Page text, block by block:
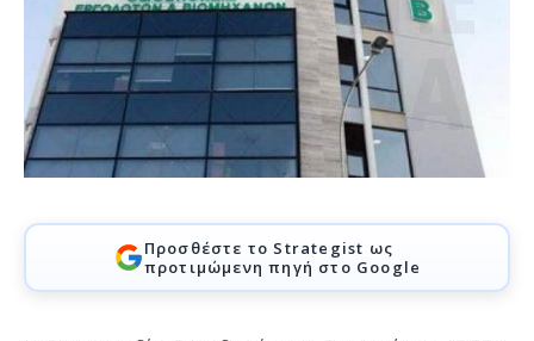
Προσθέστε το Strategist ως
προτιμώμενη πηγή στο Google